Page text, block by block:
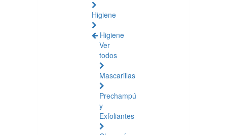
Higiene
Higiene
Ver
todos
Mascarillas
Prechampú
y
Exfoliantes